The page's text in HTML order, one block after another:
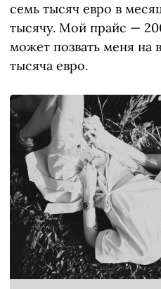
семь тысяч евро в
тысячу. Мой прайс —
может позвать меня на
тысяча евро.